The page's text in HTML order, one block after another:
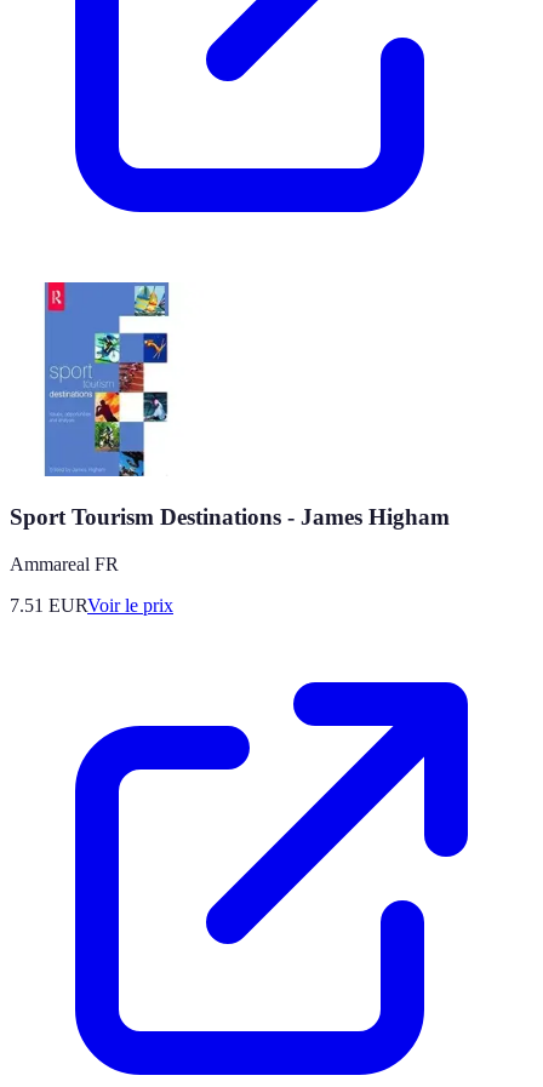
Sport Tourism Destinations - James Higham
Ammareal FR
7.51 EURVoir le prix